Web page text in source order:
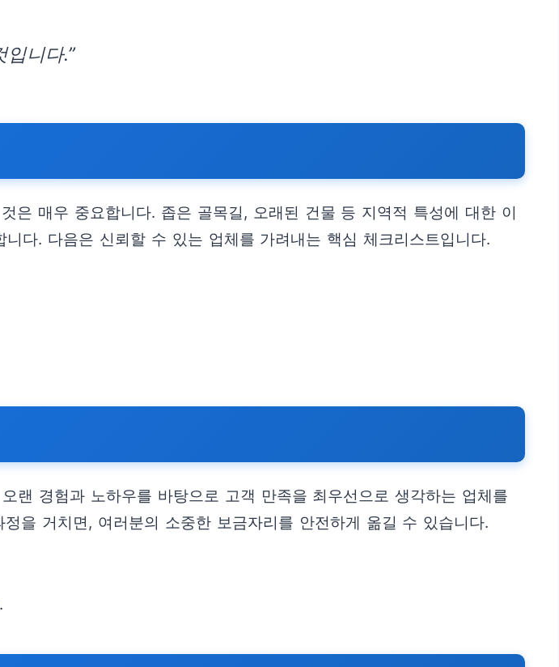
니다.”
은 매우 중요합니다. 좁은 골목길, 오래된 건물 등 지역적 특성에 대한 이
다. 다음은 신뢰할 수 있는 업체를 가려내는 핵심 체크리스트입니다.
랜 경험과 노하우를 바탕으로 고객 만족을 최우선으로 생각하는 업체를
을 거치면, 여러분의 소중한 보금자리를 안전하게 옮길 수 있습니다.